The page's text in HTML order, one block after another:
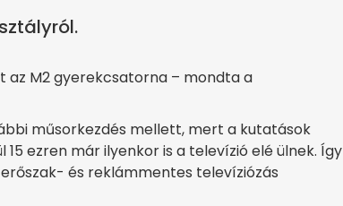
M2 gyerekcsatorna – mondta a
műsorkezdés mellett, mert a kutatások
ezren már ilyenkor is a televízió elé ülnek. Így
és reklámmentes televíziózás